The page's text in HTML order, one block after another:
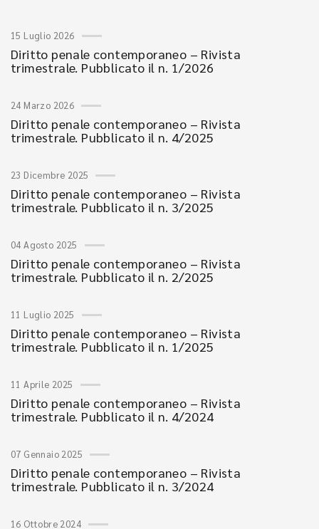
15 Luglio 2026
Diritto penale contemporaneo – Rivista
trimestrale. Pubblicato il n. 1/2026
24 Marzo 2026
Diritto penale contemporaneo – Rivista
trimestrale. Pubblicato il n. 4/2025
23 Dicembre 2025
Diritto penale contemporaneo – Rivista
trimestrale. Pubblicato il n. 3/2025
04 Agosto 2025
Diritto penale contemporaneo – Rivista
trimestrale. Pubblicato il n. 2/2025
11 Luglio 2025
Diritto penale contemporaneo – Rivista
trimestrale. Pubblicato il n. 1/2025
11 Aprile 2025
Diritto penale contemporaneo – Rivista
trimestrale. Pubblicato il n. 4/2024
07 Gennaio 2025
Diritto penale contemporaneo – Rivista
trimestrale. Pubblicato il n. 3/2024
16 Ottobre 2024